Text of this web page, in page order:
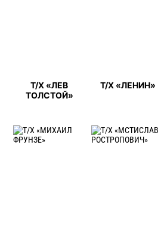
Т/Х «ЛЕВ
ТОЛСТОЙ»
Т/Х «ЛЕНИН»